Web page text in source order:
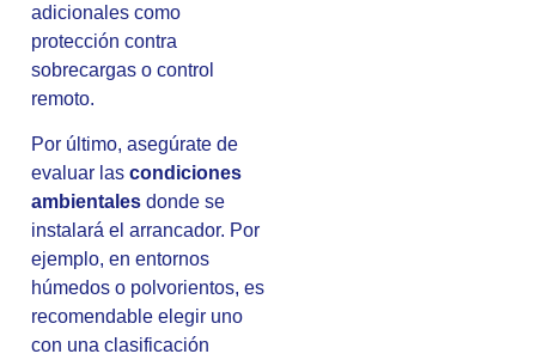
adicionales como
protección contra
sobrecargas o control
remoto.
Por último, asegúrate de
evaluar las condiciones
ambientales donde se
instalará el arrancador. Por
ejemplo, en entornos
húmedos o polvorientos, es
recomendable elegir uno
con una clasificación